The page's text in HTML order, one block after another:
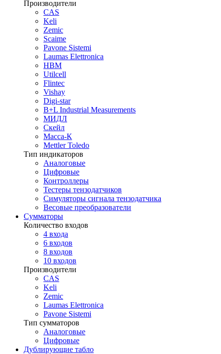
Производители
CAS
Keli
Zemic
Scaime
Pavone Sistemi
Laumas Elettronica
HBM
Utilcell
Flintec
Vishay
Digi-star
B+L Industrial Measurements
МИДЛ
Скейл
Масса-К
Mettler Toledo
Тип индикаторов
Аналоговые
Цифровые
Контроллеры
Тестеры тензодатчиков
Симуляторы сигнала тензодатчика
Весовые преобразователи
Сумматоры
Количество входов
4 входа
6 входов
8 входов
10 входов
Производители
CAS
Keli
Zemic
Laumas Elettronica
Pavone Sistemi
Тип сумматоров
Аналоговые
Цифровые
Дублирующие табло